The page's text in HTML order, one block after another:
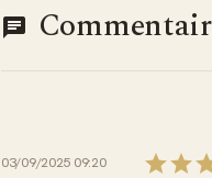
03/09/2025 09:20